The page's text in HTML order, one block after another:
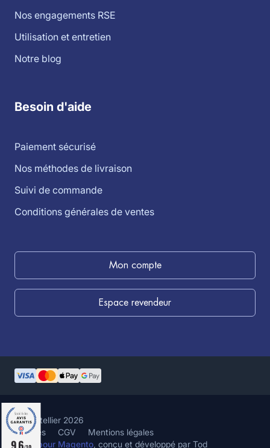
Nos engagements RSE
Utilisation et entretien
Notre blog
Besoin d'aide
Paiement sécurisé
Nos méthodes de livraison
Suivi de commande
Conditions générales de ventes
Mon compte
Espace revendeur
©louistellier 2026
Hyvä pour Magento , conçu et développé par Tod
Cookies CGV Mentions légales
9.6